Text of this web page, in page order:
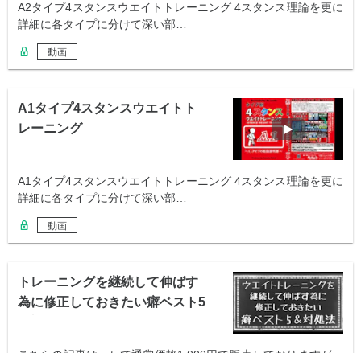
A2タイプ4スタンスウエイトトレーニング 4スタンス理論を更に
詳細に各タイプに分けて深い部…
動画
A1タイプ4スタンスウエイトト
レーニング
A1タイプ4スタンスウエイトトレーニング 4スタンス理論を更に
詳細に各タイプに分けて深い部…
動画
トレーニングを継続して伸ばす
為に修正しておきたい癖ベスト5